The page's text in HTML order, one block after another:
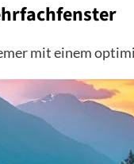
mit einem